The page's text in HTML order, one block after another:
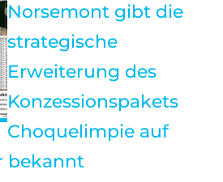
Norsemont gibt die
strategische
Erweiterung des
Konzessionspakets
Choquelimpie auf
bekannt